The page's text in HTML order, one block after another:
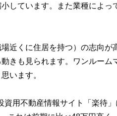
しています。また業種によっ
近くに住居を持つ）の志向が
きも見られます。ワンルーム
います。
用不動産情報サイト「楽待